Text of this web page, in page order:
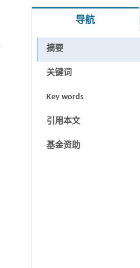
导航
摘要
关键词
Key words
引用本文
基金资助